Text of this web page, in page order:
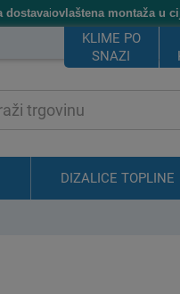
dostavaiovlaštena montaža u
KLIME PO
SNAZI
DIZALICE TOPLINE